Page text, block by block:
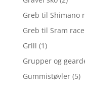
Greb til Shimano
Greb til Sram race
Grill (1)
Grupper og
Gummistøvler (5)